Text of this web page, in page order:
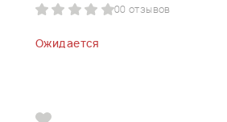
00 отзывов
Ожидается